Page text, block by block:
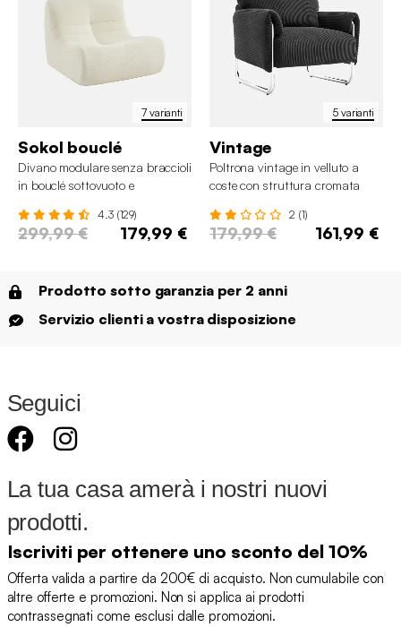
7 varianti
Sokol bouclé
Divano modulare senza braccioli
in bouclé sottovuoto e
4.3 (129)
299,99 € 179,99 €
5 varianti
Vintage
Poltrona vintage in velluto a
coste con struttura cromata
2 (1)
179,99 € 161,99 €
Prodotto sotto garanzia per 2 anni
Servizio clienti a vostra disposizione
Seguici
La tua casa amerà i nostri nuovi
prodotti.
Iscriviti per ottenere uno sconto del 10%
Offerta valida a partire da 200€ di acquisto. Non cumulabile con
altre offerte e promozioni. Non si applica ai prodotti
contrassegnati come esclusi dalle promozioni.